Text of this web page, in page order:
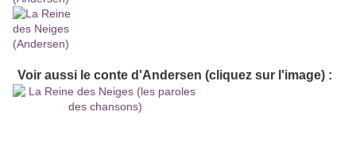
Voir aussi le conte d'Andersen (cliquez sur l'image) :